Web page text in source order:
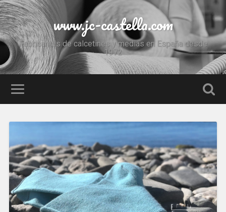
www.jc-castella.com
Fabricantes de calcetines y medias en España desde
1972